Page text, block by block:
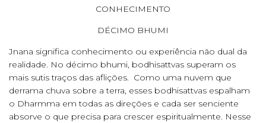
CONHECIMENTO
DÉCIMO BHUMI
Jnana significa conhecimento ou experiência não dual da
realidade. No décimo bhumi, bodhisattvas superam os
mais sutis traços das aflições. Como uma nuvem que
derrama chuva sobre a terra, esses bodhisattvas espalham
o Dharmma em todas as direções e cada ser senciente
absorve o que precisa para crescer espiritualmente. Nesse